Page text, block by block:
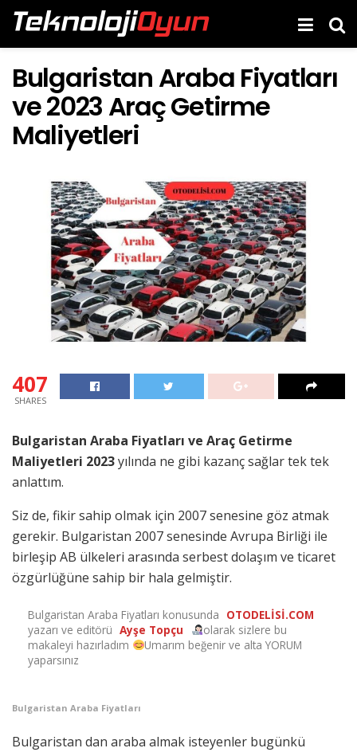
Bulgaristan Araba Fiyatları
ve 2023 Araç Getirme
Maliyetleri
407
SHARES
Bulgaristan Araba Fiyatları ve Araç Getirme
Maliyetleri 2023yılında ne gibi kazanç sağlar tek tek
anlattım.
Siz de, fikir sahip olmak için 2007 senesine göz atmak
gerekir. Bulgaristan 2007 senesinde Avrupa Birliği ile
birleşip AB ülkeleri arasında serbest dolaşım ve ticaret
özgürlüğüne sahip bir hala gelmiştir.
Bulgaristan Araba Fiyatları konusunda OTODELİSİ.COM
yazarı ve editörü Ayşe Topçu
olarak sizlere bu
makaleyi hazırladım
Umarım beğenir ve alta YORUM
yaparsınız
Bulgaristan Araba Fiyatları
Bulgaristan dan araba almak isteyenler bugünkü